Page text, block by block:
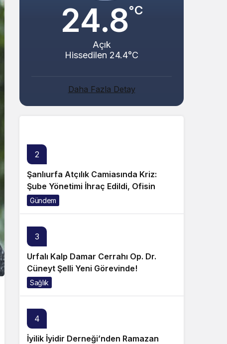
24.8°C
Açık
Hissedilen 24.4°C
Daha Fazla Detay
Abacı ve Abul Ailelerinin Mutlu Günü!
2
Şanlıurfa Atçılık Camiasında Kriz:
Şube Yönetimi İhraç Edildi, Ofisin
Taşınmasına Tepki Büyüyor!
Gündem
3
Urfalı Kalp Damar Cerrahı Op. Dr.
Cüneyt Şelli Yeni Görevinde!
Sağlık
4
İyilik İyidir Derneği’nden Ramazan